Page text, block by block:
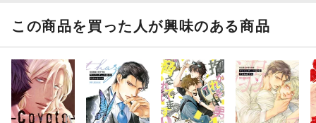
この商品を買った人が興味のある商品